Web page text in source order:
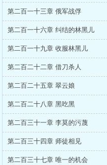
第二百一十三章 俄军战俘
第二百一十六章 纠结的林黑儿
第二百一十九章 收服林黑儿
第二百二十二章 借刀杀人
第二百二十五章 翠云娘
第二百二十八章 黑吃黑
第二百三十一章 李莫的污蔑
第二百三十四章 师徒相见
第二百三十七章 唯一的机会